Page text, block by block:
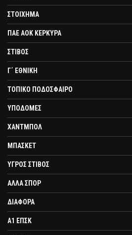
ΣΤΟΙΧΗΜΑ
ΠΑΕ ΑΟΚ ΚΕΡΚΥΡΑ
ΣΤΙΒΟΣ
Γ΄ ΕΘΝΙΚΗ
ΤΟΠΙΚΟ ΠΟΔΟΣΦΑΙΡΟ
ΥΠΟΔΟΜΕΣ
ΧΑΝΤΜΠΟΛ
ΜΠΑΣΚΕΤ
ΥΓΡΟΣ ΣΤΙΒΟΣ
ΑΛΛΑ ΣΠΟΡ
ΔΙΑΦΟΡΑ
Α1 ΕΠΣΚ